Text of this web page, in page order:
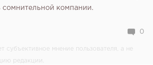
сомнительной компании.
0
субъективное мнение пользователя, а не
редакции.